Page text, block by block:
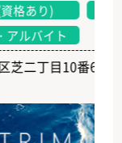
り)
常勤(
イト
丁目10番6号